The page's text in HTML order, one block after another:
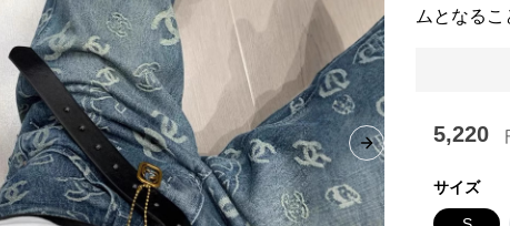
Next slide
ムとなるこ
5,220
サイズ